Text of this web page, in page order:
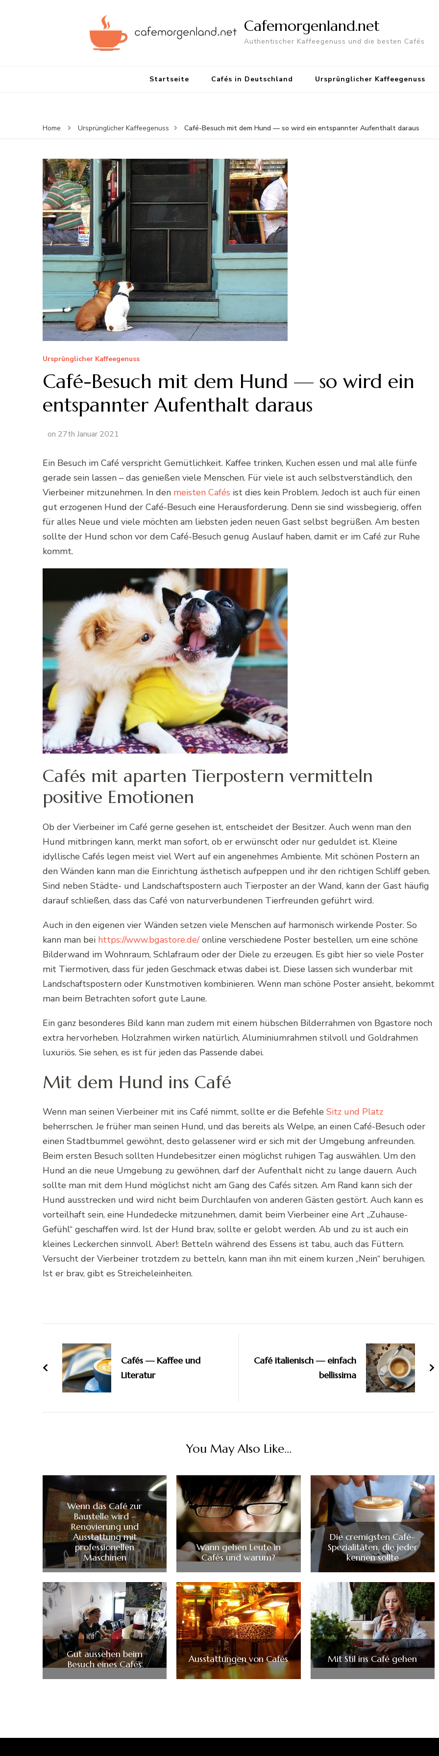
Cafemorgenland.net
Authentischer Kaffeegenuss und die besten Cafés
Startseite Cafés in Deutschland Ursprünglicher Kaffeegenuss
Home Ursprünglicher Kaffeegenuss Café-Besuch mit dem Hund — so wird ein entspannter Aufenthalt daraus
Ursprünglicher Kaffeegenuss
Café-Besuch mit dem Hund — so wird ein
entspannter Aufenthalt daraus
on 27th Januar 2021
Ein Besuch im Café verspricht Gemütlichkeit. Kaffee trinken, Kuchen essen und mal alle fünfe
gerade sein lassen – das genießen viele Menschen. Für viele ist auch selbstverständlich, den
Vierbeiner mitzunehmen. In den meisten Cafés ist dies kein Problem. Jedoch ist auch für einen
gut erzogenen Hund der Café-Besuch eine Herausforderung. Denn sie sind wissbegierig, offen
für alles Neue und viele möchten am liebsten jeden neuen Gast selbst begrüßen. Am besten
sollte der Hund schon vor dem Café-Besuch genug Auslauf haben, damit er im Café zur Ruhe
kommt.
Cafés mit aparten Tierpostern vermitteln
positive Emotionen
Ob der Vierbeiner im Café gerne gesehen ist, entscheidet der Besitzer. Auch wenn man den
Hund mitbringen kann, merkt man sofort, ob er erwünscht oder nur geduldet ist. Kleine
idyllische Cafés legen meist viel Wert auf ein angenehmes Ambiente. Mit schönen Postern an
den Wänden kann man die Einrichtung ästhetisch aufpeppen und ihr den richtigen Schliff geben.
Sind neben Städte- und Landschaftspostern auch Tierposter an der Wand, kann der Gast häufig
darauf schließen, dass das Café von naturverbundenen Tierfreunden geführt wird.
Auch in den eigenen vier Wänden setzen viele Menschen auf harmonisch wirkende Poster. So
kann man bei https://www.bgastore.de/online verschiedene Poster bestellen, um eine schöne
Bilderwand im Wohnraum, Schlafraum oder der Diele zu erzeugen. Es gibt hier so viele Poster
mit Tiermotiven, dass für jeden Geschmack etwas dabei ist. Diese lassen sich wunderbar mit
Landschaftspostern oder Kunstmotiven kombinieren. Wenn man schöne Poster ansieht, bekommt
man beim Betrachten sofort gute Laune.
Ein ganz besonderes Bild kann man zudem mit einem hübschen Bilderrahmen von Bgastore noch
extra hervorheben. Holzrahmen wirken natürlich, Aluminiumrahmen stilvoll und Goldrahmen
luxuriös. Sie sehen, es ist für jeden das Passende dabei.
Mit dem Hund ins Café
Wenn man seinen Vierbeiner mit ins Café nimmt, sollte er die Befehle Sitz und Platz
beherrschen. Je früher man seinen Hund, und das bereits als Welpe, an einen Café-Besuch oder
einen Stadtbummel gewöhnt, desto gelassener wird er sich mit der Umgebung anfreunden.
Beim ersten Besuch sollten Hundebesitzer einen möglichst ruhigen Tag auswählen. Um den
Hund an die neue Umgebung zu gewöhnen, darf der Aufenthalt nicht zu lange dauern. Auch
sollte man mit dem Hund möglichst nicht am Gang des Cafés sitzen. Am Rand kann sich der
Hund ausstrecken und wird nicht beim Durchlaufen von anderen Gästen gestört. Auch kann es
vorteilhaft sein, eine Hundedecke mitzunehmen, damit beim Vierbeiner eine Art „Zuhause-
Gefühl“ geschaffen wird. Ist der Hund brav, sollte er gelobt werden. Ab und zu ist auch ein
kleines Leckerchen sinnvoll. Aber!: Betteln während des Essens ist tabu, auch das Füttern.
Versucht der Vierbeiner trotzdem zu betteln, kann man ihn mit einem kurzen „Nein“ beruhigen.
Ist er brav, gibt es Streicheleinheiten.
NavigationCafés — Kaffee und
Literatur
Café italienisch — einfach
bellissima
You May Also Like...
Wenn das Café zur
Baustelle wird –
Renovierung und
Ausstattung mit
professionellen
Maschinen
Wann gehen Leute in
Cafés und warum?
Die cremigsten Café-
Spezialitäten, die jeder
kennen sollte
Gut aussehen beim
Besuch eines Cafés
Ausstattungen von Cafés Mit Stil ins Café gehen